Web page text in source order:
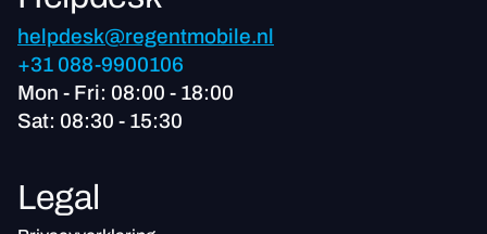
helpdesk@regentmobile.nl
+31 088-9900106
Mon - Fri: 08:00 - 18:00
Sat: 08:30 - 15:30
Legal